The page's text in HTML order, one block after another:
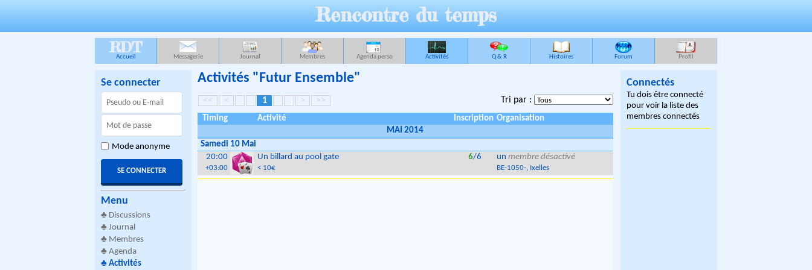
Rencontre du temps
RDT
Accueil Messagerie Journal Membres Agenda perso Activités Q & R Histoires Forum Profil
Se connecter
Mode anonyme
Menu
♣ Discussions
♣ Journal
♣ Membres
♣ Agenda
♣ Activités
Activités "Futur Ensemble"
Tri par :
<< < 1 > >>
Timing Activité Inscription Organisation
MAI 2014
Samedi 10 Mai
20:00
+03:00
Un billard au pool gate
< 10€
6/6 un membre désactivé
BE-1050-, Ixelles
Connectés
Tu dois être connecté
pour voir la liste des
membres connectés